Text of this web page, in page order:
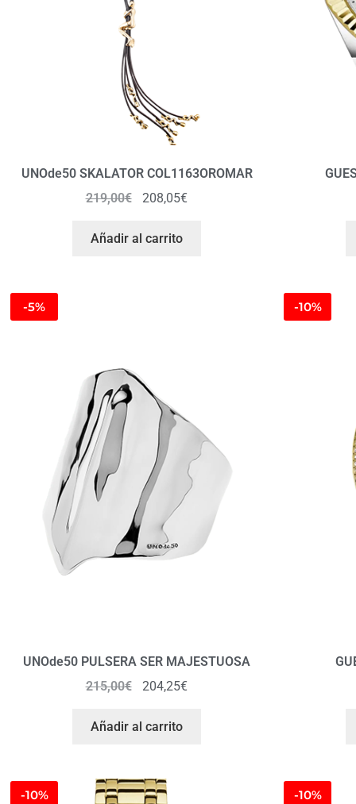
UNOde50 SKALATOR COL1163OROMAR
219,00€ 208,05€
Añadir al carrito
-5%
UNOde50 PULSERA SER MAJESTUOSA
215,00€ 204,25€
Añadir al carrito
-10%
-10% -10%